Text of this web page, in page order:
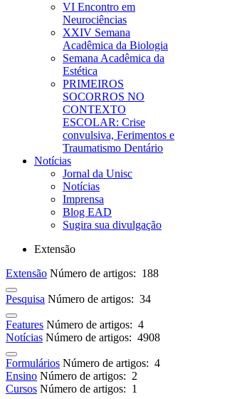
VI Encontro em
Neurociências
XXIV Semana
Acadêmica da Biologia
Semana Acadêmica da
Estética
PRIMEIROS
SOCORROS NO
CONTEXTO
ESCOLAR: Crise
convulsiva, Ferimentos e
Traumatismo Dentário
Notícias
Jornal da Unisc
Notícias
Imprensa
Blog EAD
Sugira sua divulgação
Extensão
Extensão Número de artigos: 188
Pesquisa Número de artigos: 34
Features Número de artigos: 4
Notícias Número de artigos: 4908
Formulários Número de artigos: 4
Ensino Número de artigos: 2
Cursos Número de artigos: 1